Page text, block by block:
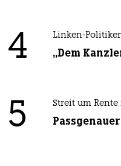
4 Linken-
„Dem
5 Streit um Rente